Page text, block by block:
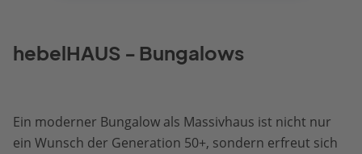
hebelHAUS - Bungalows
Ein moderner Bungalow als Massivhaus ist nicht nur
ein Wunsch der Generation 50+, sondern erfreut sich